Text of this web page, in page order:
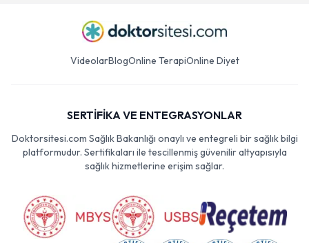
VideolarBlogOnline TerapiOnline Diyet
SERTİFİKA VE ENTEGRASYONLAR
Doktorsitesi.com Sağlık Bakanlığı onaylı ve entegreli bir sağlık bilgi
platformudur. Sertifikaları ile tescillenmiş güvenilir altyapısıyla
sağlık hizmetlerine erişim sağlar.